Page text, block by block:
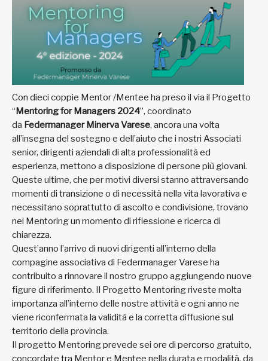
Con dieci coppie Mentor /Mentee ha preso il via il Progetto
“Mentoring for Managers 2024”, coordinato
da Federmanager Minerva Varese, ancora una volta
all’insegna del sostegno e dell’aiuto che i nostri Associati
senior, dirigenti aziendali di alta professionalità ed
esperienza, mettono a disposizione di persone più giovani.
Queste ultime, che per motivi diversi stanno attraversando
momenti di transizione o di necessità nella vita lavorativa e
necessitano soprattutto di ascolto e condivisione, trovano
nel Mentoring un momento di riflessione e ricerca di
chiarezza.
Quest’anno l’arrivo di nuovi dirigenti all’interno della
compagine associativa di Federmanager Varese ha
contribuito a rinnovare il nostro gruppo aggiungendo nuove
figure di riferimento. Il Progetto Mentoring riveste molta
importanza all’interno delle nostre attività e ogni anno ne
viene riconfermata la validità e la corretta diffusione sul
territorio della provincia.
Il progetto Mentoring prevede sei ore di percorso gratuito,
concordate tra Mentor e Mentee nella durata e modalità, da